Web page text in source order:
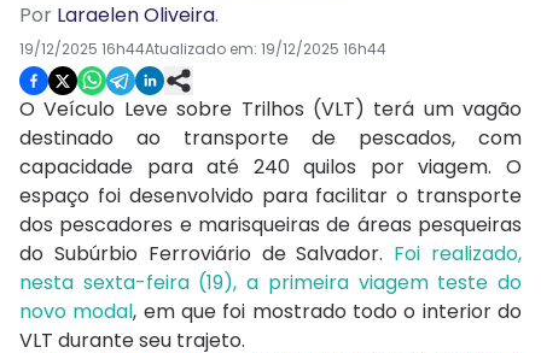
Por Laraelen Oliveira.
19/12/2025 16h44Atualizado em: 19/12/2025 16h44
O Veículo Leve sobre Trilhos (VLT) terá um vagão
destinado ao transporte de pescados, com
capacidade para até 240 quilos por viagem. O
espaço foi desenvolvido para facilitar o transporte
dos pescadores e marisqueiras de áreas pesqueiras
do Subúrbio Ferroviário de Salvador. Foi realizado,
nesta sexta-feira (19), a primeira viagem teste do
novo modal, em que foi mostrado todo o interior do
VLT durante seu trajeto.